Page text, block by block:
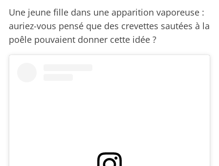
Une jeune fille dans une apparition vaporeuse :
auriez-vous pensé que des crevettes sautées à la
poêle pouvaient donner cette idée ?